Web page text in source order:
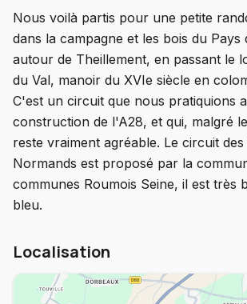
Nous voilà partis pour une petite
dans la campagne et les bois du Pays
autour de Theillement, en passant le
du Val, manoir du XVIe siècle en
C'est un circuit que nous pratiquions
construction de l'A28, et qui, malgré
reste vraiment agréable. Le circuit des
Normands est proposé par la
communes Roumois Seine, il est très
bleu.
Localisation